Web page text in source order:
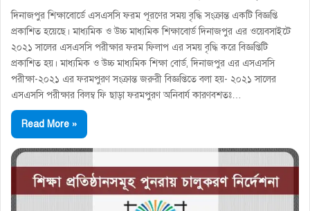
দিনাজপুর শিক্ষাবোর্ডে এসএসসি ফরম পূরণের সময় বৃদ্ধি সংক্রান্ত একটি বিজ্ঞপ্তি
প্রকাশিত হয়েছে। মাধ্যমিক ও উচ্চ মাধ্যমিক শিক্ষাবোর্ড দিনাজপুর এর ওয়েবসাইটে
২০২১ সালের এসএসসি পরীক্ষার ফরম ফিলাপ এর সময় বৃদ্ধি করে বিজ্ঞপ্তিটি
প্রকাশিত হয়। মাধ্যমিক ও উচ্চ মাধ্যমিক শিক্ষা বাের্ড, দিনাজপুর এর এসএসসি
পরীক্ষা-২০২১ এর ফরমপুরণ সংক্রান্ত জরুরী বিজ্ঞপ্তিতে বলা হয়- ২০২১ সালের
এসএসসি পরীক্ষার বিলম্ব ফি ছাড়া ফরমপুরণ অনিবার্য কারণবশতঃ…
Read More »